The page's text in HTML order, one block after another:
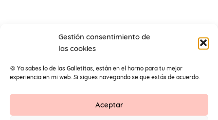
Gestión consentimiento de
las cookies
🍪 Ya sabes lo de las Galletitas, están en el horno para tu mejor
experiencia en mi web. Si sigues navegando se que estás de acuerdo.
Aceptar